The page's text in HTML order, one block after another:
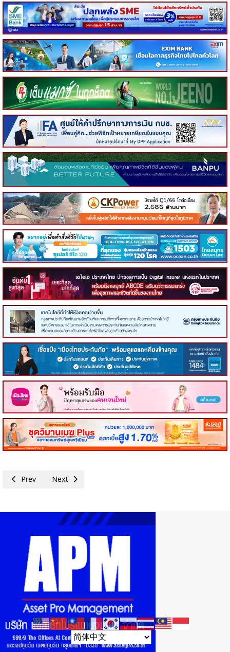
Previous article: SC ยกระดับประสบการณ์ซื้อบ้านให้ง่ายกว่าที่เคย เปิดจอ
Prev Next article: แกรนด์ ยูนิตี้ ส่งแคมเปญ “เช่าเพื่อเป็นเจ้าของ”
Next